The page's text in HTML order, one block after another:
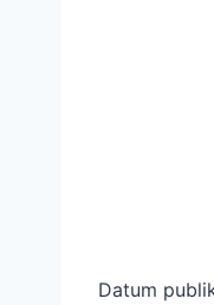
Datum